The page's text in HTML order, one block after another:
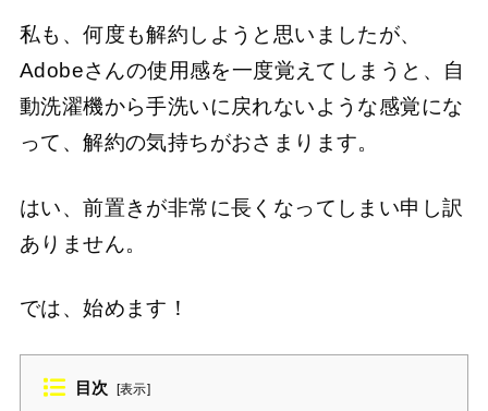
私も、何度も解約しようと思いましたが、
Adobeさんの使用感を一度覚えてしまうと、自
動洗濯機から手洗いに戻れないような感覚にな
って、解約の気持ちがおさまります。
はい、前置きが非常に長くなってしまい申し訳
ありません。
では、始めます！
目次 [表示]